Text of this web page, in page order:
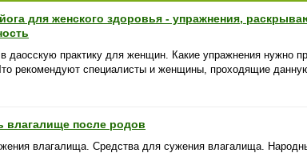
для женского здоровья - упражнения,
даосскую практику для женщин. Какие упражнения нужно
рекомендуют специалисты и женщины, проходящие данную
влагалище после родов
влагалища. Средства для сужения влагалища.